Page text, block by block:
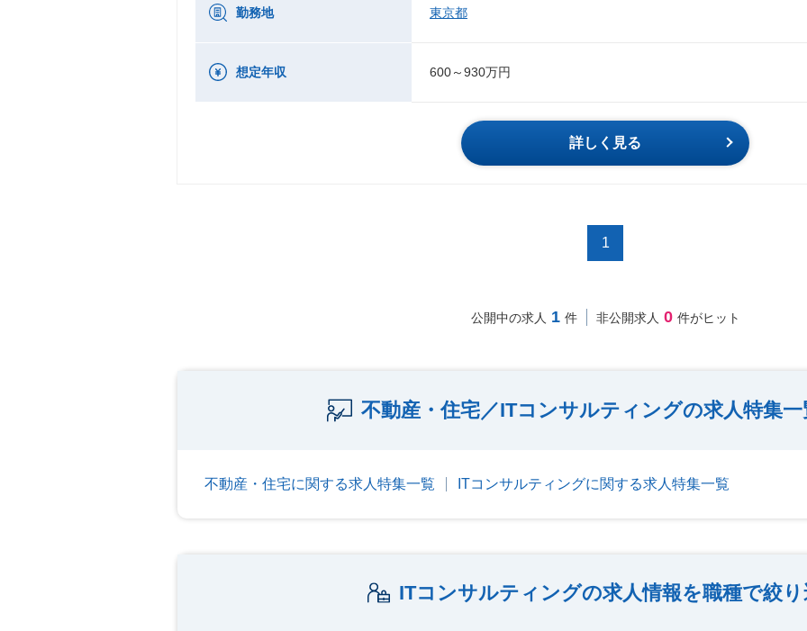
勤務地 東京都
想定年収 600～930万円
詳しく見る
1
公開中の求人 1 件 非公開求人 0 件がヒット
不動産・住宅／ITコンサルティングの求人特集
不動産・住宅に関する求人特集一覧 ITコンサルティングに関する求人特集一覧
ITコンサルティングの求人情報を職種で絞